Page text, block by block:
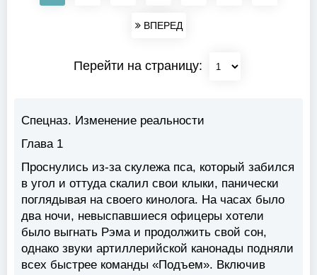
ВПЕРЕД
Перейти на страницу:
Спецназ. Изменение реальности
Глава 1
Проснулись из-за скулежа пса, который забился
в угол и оттуда скалил свои клыки, панически
поглядывая на своего кинолога. На часах было
два ночи, невыспавшиеся офицеры хотели
было выгнать Рэма и продолжить свой сон,
однако звуки артиллерийской канонады подняли
всех быстрее команды «Подъем». Включив